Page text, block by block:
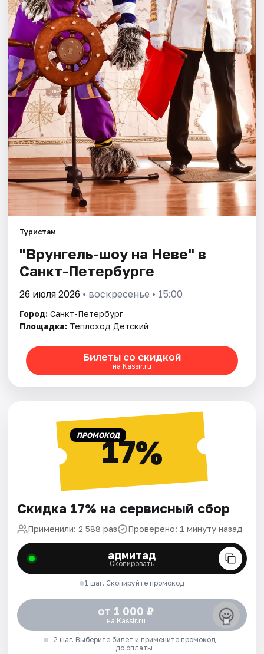
Города
Площадки
Артисты
Рейтинги
Туристам
"Врунгель-шоу на Неве" в
Санкт-Петербурге
26 июля 2026 • воскресенье • 15:00
Город: Санкт-Петербург
Площадка: Теплоход Детский
Билеты со скидкой
на Kassir.ru
ПРОМОКОД17%
Скидка 17% на сервисный сбор
Применили: 2 588 раз Проверено: 1 минуту назад
адмитад
Скопировать
1 шаг. Скопируйте промокод
от 1 000 ₽
на Kassir.ru
2 шаг. Выберите билет и примените промокод
до оплаты